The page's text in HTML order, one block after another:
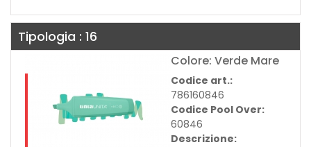
Tipologia : 16
Colore: Verde Mare
Codice art.:
786160846
Codice Pool Over:
60846
Descrizione: